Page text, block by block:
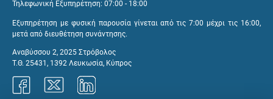
Τηλεφωνική Εξυπηρέτηση: 07:00 - 18:00
Εξυπηρέτηση με φυσική παρουσία γίνεται από τις 7:00 μέχρι τις 16:00,
μετά από διευθέτηση συνάντησης.
Αναβύσσου 2, 2025 Στρόβολος
Τ.Θ. 25431, 1392 Λευκωσία, Κύπρος